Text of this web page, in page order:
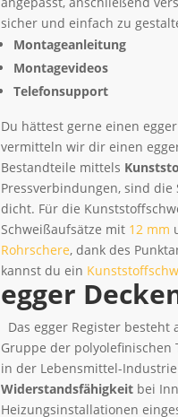
sicher und einfach zu
Montageanleitung
Montagevideos
Telefonsupport
Du hättest gerne einen
vermitteln wir dir einen
Bestandteile mittels
Pressverbindungen, sind
dicht. Für die
Schweißaufsätze mit 12 mm
Rohrschere, dank des
kannst du ein
egger
Das egger Register besteht
Gruppe der
in der Lebensmittel-
Widerstandsfähigkeit bei
Heizungsinstallationen